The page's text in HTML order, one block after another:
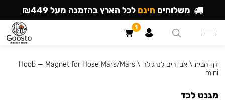
דף הבית \אביזרים לנרגילה \
Hoob — Magnet for Hose Mars/Mars
mini
מגנט לכד
משלוחים חינם לכל הארץ בהזמנה מעל ₪449
1